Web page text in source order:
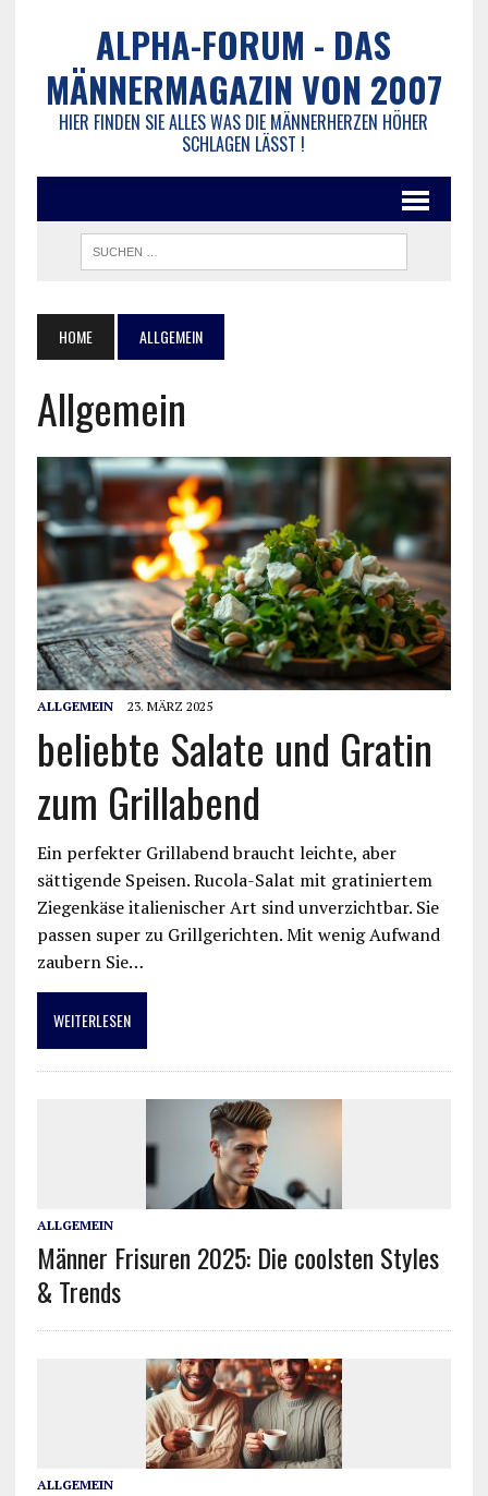
ALPHA-FORUM - DAS
MÄNNERMAGAZIN VON 2007
HIER FINDEN SIE ALLES WAS DIE MÄNNERHERZEN HÖHER
SCHLAGEN LÄSST !
HOME ALLGEMEIN
Allgemein
ALLGEMEIN 23. MÄRZ 2025
beliebte Salate und Gratin
zum Grillabend
Ein perfekter Grillabend braucht leichte, aber
sättigende Speisen. Rucola-Salat mit gratiniertem
Ziegenkäse italienischer Art sind unverzichtbar. Sie
passen super zu Grillgerichten. Mit wenig Aufwand
zaubern Sie…
WEITERLESEN
ALLGEMEIN
Männer Frisuren 2025: Die coolsten Styles
& Trends
ALLGEMEIN